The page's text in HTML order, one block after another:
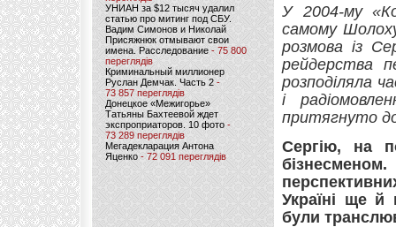
УНИАН за $12 тысяч удалил
статью про митинг под СБУ.
Вадим Симонов и Николай
Присяжнюк отмывают свои
имена. Расследование - 75 800
переглядів
Криминальный миллионер
Руслан Демчак. Часть 2-
73 857 переглядів
Донецкое «Межигорье»
Татьяны Бахтеевой ждет
экспроприаторов. 10 фото -
73 289 переглядів
Мегадекларация Антона
Яценко - 72 091 переглядів
У 2004-му
самому
розмова із
рейдерства
розподіляла
і
притягнуто до
Сергію, на
Україні ще й
були